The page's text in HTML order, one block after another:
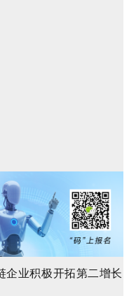
企业积极开拓第二增长